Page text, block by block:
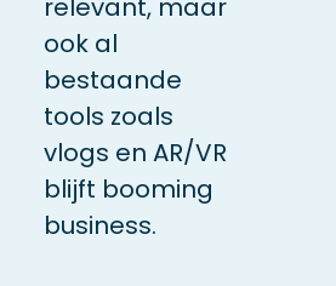
ook al
bestaande
tools zoals
vlogs en AR/VR
blijft booming
business.